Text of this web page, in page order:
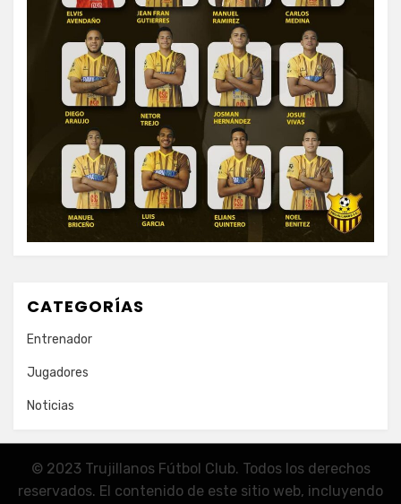
CATEGORÍAS
Entrenador
Jugadores
Noticias
© 2023 Trujillanos Fútbol Club. Todos los derechos
reservados. El contenido de este sitio web, incluyendo